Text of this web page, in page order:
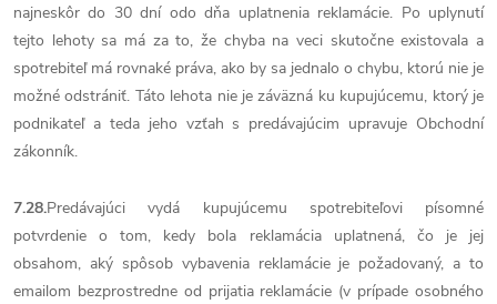
najneskôr do 30 dní odo dňa uplatnenia reklamácie. Po uplynutí
tejto lehoty sa má za to, že chyba na veci skutočne existovala a
spotrebiteľ má rovnaké práva, ako by sa jednalo o chybu, ktorú nie je
možné odstrániť. Táto lehota nie je záväzná ku kupujúcemu, ktorý je
podnikateľ a teda jeho vzťah s predávajúcim upravuje Obchodní
zákonník.
7.28.Predávajúci vydá kupujúcemu spotrebiteľovi písomné
potvrdenie o tom, kedy bola reklamácia uplatnená, čo je jej
obsahom, aký spôsob vybavenia reklamácie je požadovaný, a to
emailom bezprostredne od prijatia reklamácie (v prípade osobného